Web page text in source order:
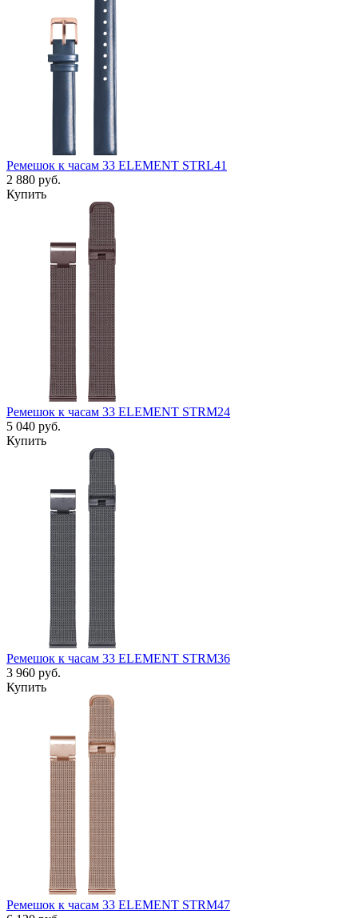
Ремешок к часам 33 ELEMENT STRL41
2 880 руб.
Купить
Ремешок к часам 33 ELEMENT STRM24
5 040 руб.
Купить
Ремешок к часам 33 ELEMENT STRM36
3 960 руб.
Купить
Ремешок к часам 33 ELEMENT STRM47